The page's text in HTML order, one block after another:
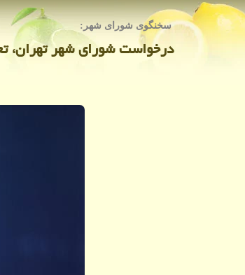
سخنگوی شورای شهر:
درخواست شورای شهر تهران،